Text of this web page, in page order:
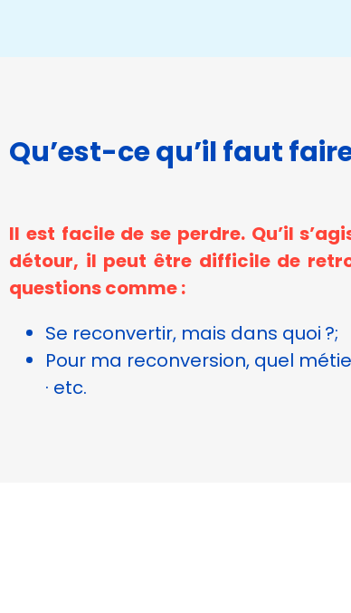
Qu’est-ce qu’il faut
Il est facile de se perdre. Qu’il
détour, il peut être difficile de
questions comme :
Se reconvertir, mais dans quoi ?;
Pour ma reconversion, quel
· etc.